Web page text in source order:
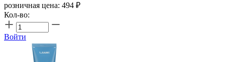
розничная цена: 494 ₽
Кол-во:
Войти